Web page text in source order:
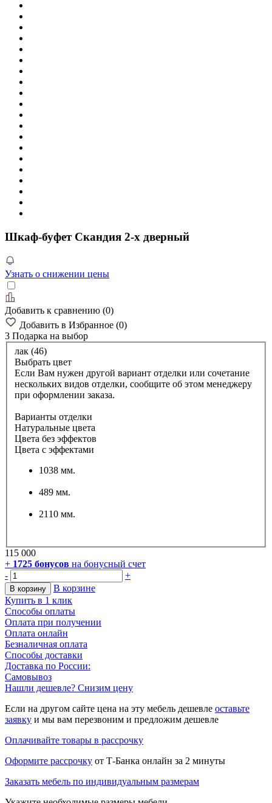
Шкаф-буфет Скандия 2-х дверный
Узнать о снижении цены
Добавить к сравнению (0)
Добавить в Избранное (0)
3 Подарка на выбор
лак (46)
Выбрать цвет
Если Вам нужен другой вариант отделки или сочетание
нескольких видов отделки, сообщите об этом менеджеру
при оформлении заказа.
Варианты отделки
Натуральные цвета
Цвета без эффектов
Цвета с эффектами
1038 мм.
489 мм.
2110 мм.
115 000
+ 1725 бонусов на бонусный счет
-
+
В корзину
В корзине
Купить в 1 клик
Способы оплаты
Оплата при получении
Оплата онлайн
Безналичная оплата
Способы доставки
Доставка по России:
Самовывоз
Нашли дешевле? Снизим цену
Если на другом сайте цена на эту мебель дешевле оставьте
заявку и мы вам перезвоним и предложим дешевле
Оплачивайте товары в рассрочку
Оформите рассрочку от Т-Банка онлайн за 2 минуты
Заказать мебель по индивидуальным размерам